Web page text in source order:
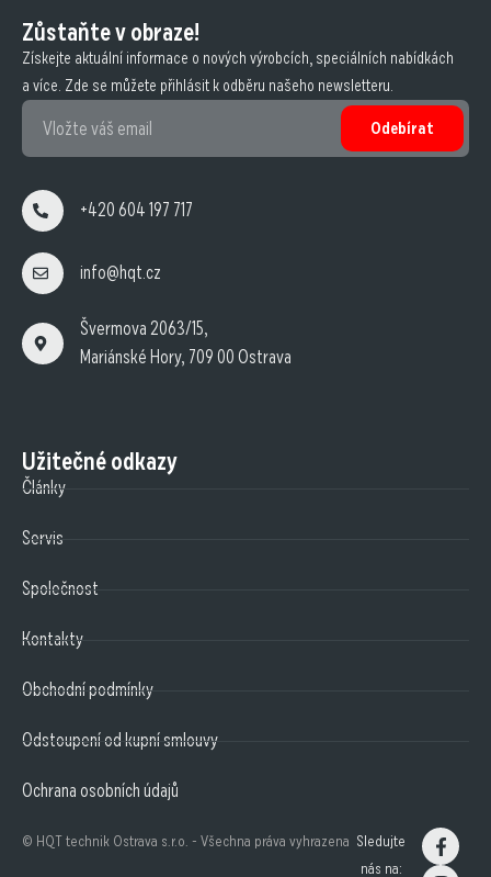
Zůstaňte v obraze!
Získejte aktuální informace o nových výrobcích, speciálních nabídkách
a více. Zde se můžete přihlásit k odběru našeho newsletteru.
Odebírat
+420 604 197 717
info@hqt.cz
Švermova 2063/15,
Mariánské Hory, 709 00 Ostrava
Užitečné odkazy
Články
Servis
Společnost
Kontakty
Obchodní podmínky
Odstoupení od kupní smlouvy
Ochrana osobních údajů
© HQT technik Ostrava s.r.o. - Všechna práva vyhrazena Sledujte
nás na: